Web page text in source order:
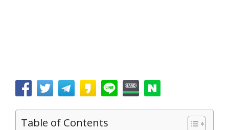
Table of Contents